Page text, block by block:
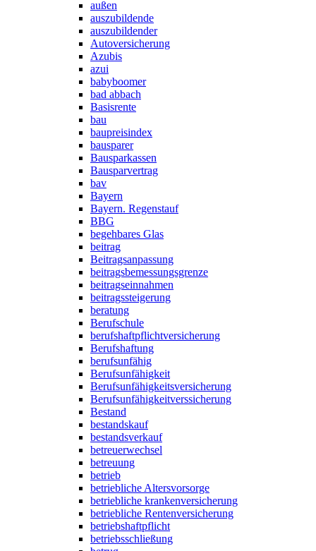
außen
auszubildende
auszubildender
Autoversicherung
Azubis
azui
babyboomer
bad abbach
Basisrente
bau
baupreisindex
bausparer
Bausparkassen
Bausparvertrag
bav
Bayern
Bayern. Regenstauf
BBG
begehbares Glas
beitrag
Beitragsanpassung
beitragsbemessungsgrenze
beitragseinnahmen
beitragssteigerung
beratung
Berufschule
berufshaftpflichtversicherung
Berufshaftung
berufsunfähig
Berufsunfähigkeit
Berufsunfähigkeitsversicherung
Berufsunfähigkeitverssicherung
Bestand
bestandskauf
bestandsverkauf
betreuerwechsel
betreuung
betrieb
betriebliche Altersvorsorge
betriebliche krankenversicherung
betriebliche Rentenversicherung
betriebshaftpflicht
betriebsschließung